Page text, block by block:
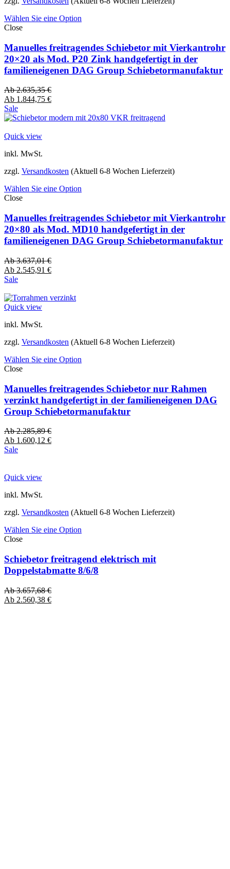
Wählen Sie eine Option
Close
Manuelles freitragendes Schiebetor mit Vierkantrohr
20×20 als Mod. P20 Zink handgefertigt in der
familieneigenen DAG Group Schiebetormanufaktur
Ab2.635,35€
Ab 1.844,75 €
Sale
Quick view
inkl. MwSt.
zzgl. Versandkosten (Aktuell 6-8 Wochen Lieferzeit)
Wählen Sie eine Option
Close
Manuelles freitragendes Schiebetor mit Vierkantrohr
20×80 als Mod. MD10 handgefertigt in der
familieneigenen DAG Group Schiebetormanufaktur
Ab3.637,01€
Ab 2.545,91 €
Sale
Quick view
inkl. MwSt.
zzgl. Versandkosten (Aktuell 6-8 Wochen Lieferzeit)
Wählen Sie eine Option
Close
Manuelles freitragendes Schiebetor nur Rahmen
verzinkt handgefertigt in der familieneigenen DAG
Group Schiebetormanufaktur
Ab2.285,89€
Ab 1.600,12 €
Sale
Quick view
inkl. MwSt.
zzgl. Versandkosten (Aktuell 6-8 Wochen Lieferzeit)
Wählen Sie eine Option
Close
Schiebetor freitragend elektrisch mit
Doppelstabmatte 8/6/8
Ab3.657,68€
Ab 2.560,38 €